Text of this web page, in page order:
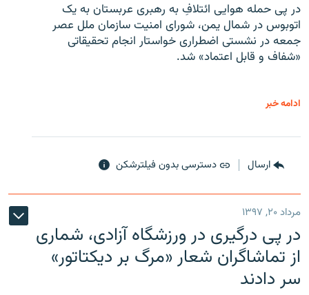
در پی حمله هوایی ائتلافِ به رهبری عربستان به یک
اتوبوس در شمال یمن، شورای امنیت سازمان ملل عصر
جمعه در نشستی اضطراری خواستار انجام تحقیقاتی
«شفاف و قابل اعتماد» شد.
ادامه خبر
ارسال دسترسی بدون فیلترشکن
مرداد ۲۰, ۱۳۹۷
در پی درگیری در ورزشگاه آزادی، شماری
از تماشاگران شعار «مرگ بر دیکتاتور»
سر دادند